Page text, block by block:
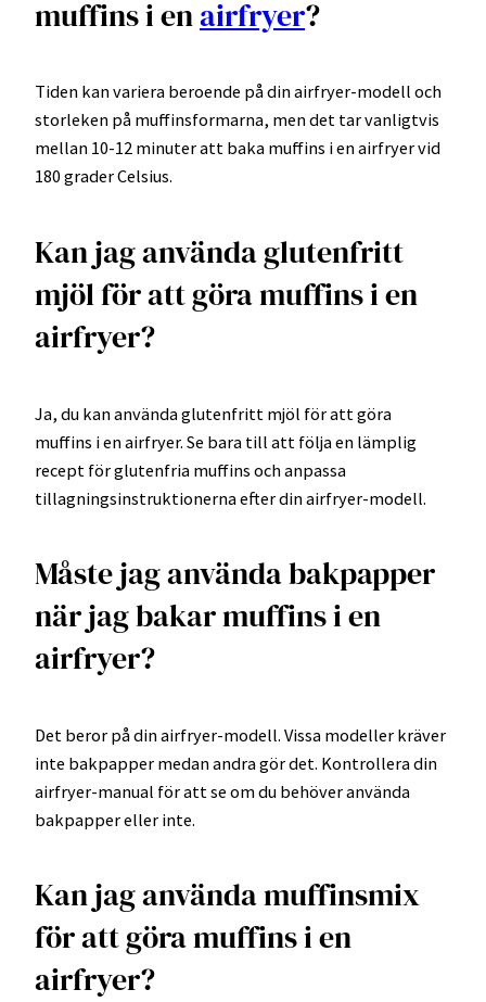
muffins i enairfryer?
Tiden kan variera beroende på din airfryer-modell och
storleken på muffinsformarna, men det tar vanligtvis
mellan 10-12 minuter att baka muffins i en airfryer vid
180 grader Celsius.
Kan jag använda glutenfritt
mjöl för att göra muffins i en
airfryer?
Ja, du kan använda glutenfritt mjöl för att göra
muffins i en airfryer. Se bara till att följa en lämplig
recept för glutenfria muffins och anpassa
tillagningsinstruktionerna efter din airfryer-modell.
Måste jag använda bakpapper
när jag bakar muffins i en
airfryer?
Det beror på din airfryer-modell. Vissa modeller kräver
inte bakpapper medan andra gör det. Kontrollera din
airfryer-manual för att se om du behöver använda
bakpapper eller inte.
Kan jag använda muffinsmix
för att göra muffins i en
airfryer?